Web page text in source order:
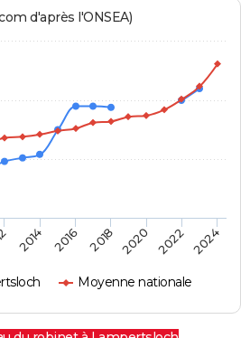
d'après l'ONSEA)
Moyenne nationale
2014 2016 2018 2020 2022 2024